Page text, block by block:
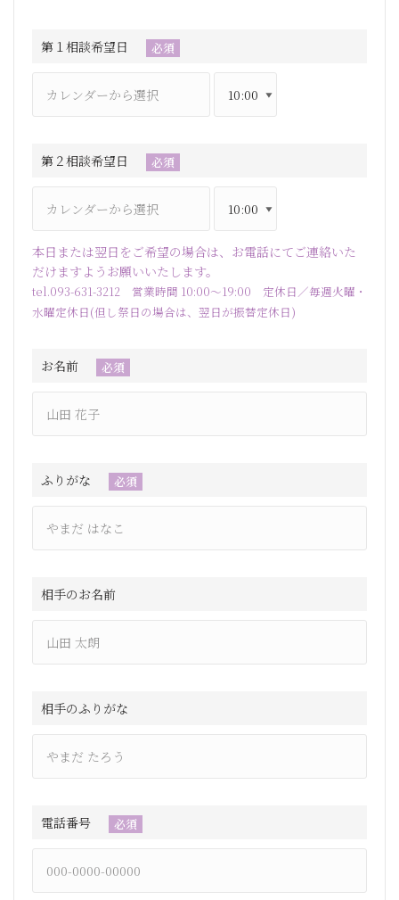
第１相談希望日 必須
第２相談希望日 必須
本日または翌日をご希望の場合は、お電話にてご連絡いた
だけますようお願いいたします。
tel.093-631-3212 営業時間 10:00～19:00 定休日／毎週火曜・
水曜定休日(但し祭日の場合は、翌日が振替定休日)
お名前 必須
ふりがな 必須
相手のお名前
相手のふりがな
電話番号 必須